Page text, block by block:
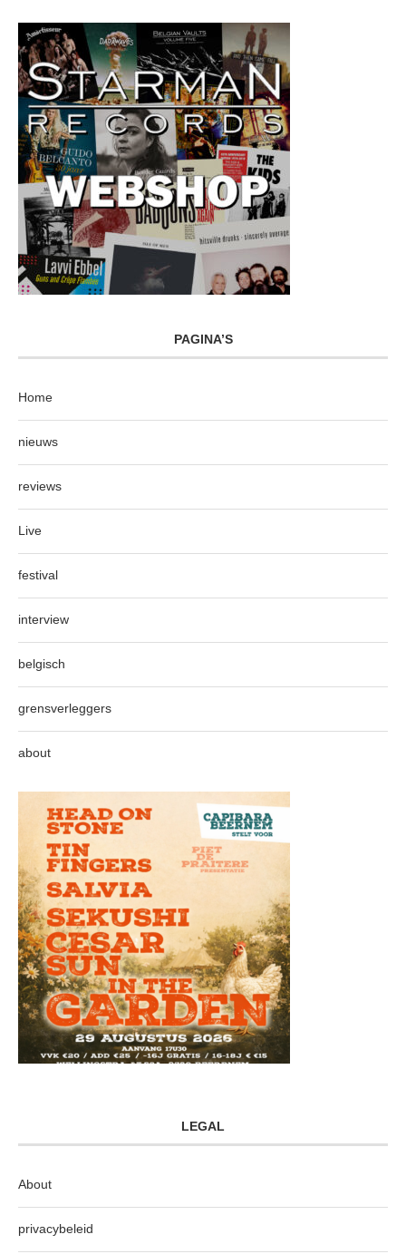
PAGINA’S
Home
nieuws
reviews
Live
festival
interview
belgisch
grensverleggers
about
LEGAL
About
privacybeleid